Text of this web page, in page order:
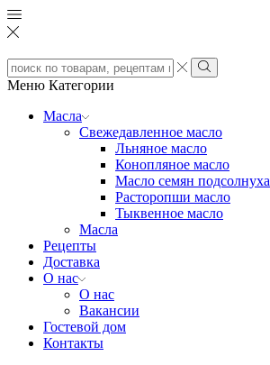
Search
input
Search
Меню Категории
Масла
Свежедавленное масло
Льняное масло
Конопляное масло
Масло семян подсолнуха
Расторопши масло
Тыквенное масло
Масла
Рецепты
Доставка
О нас
О нас
Вакансии
Гостевой дом
Контакты